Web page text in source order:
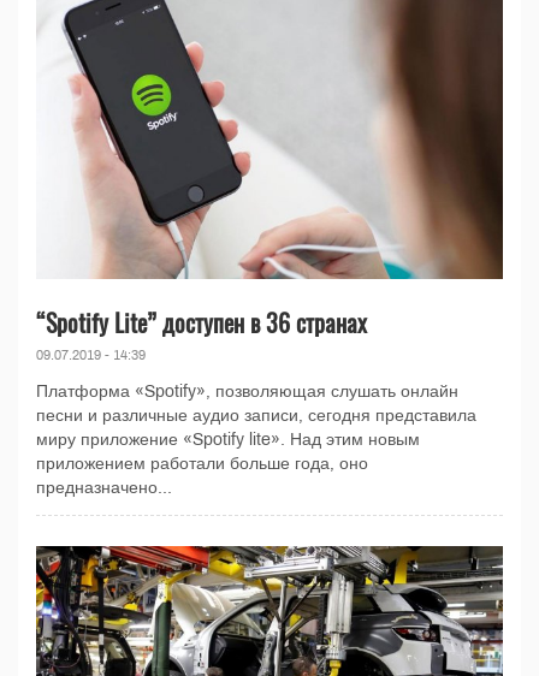
“Spotify Lite” доступен в 36 странах
09.07.2019 - 14:39
Платформа «Spotify», позволяющая слушать онлайн
песни и различные аудио записи, сегодня представила
миру приложение «Spotify lite». Над этим новым
приложением работали больше года, оно
предназначено...